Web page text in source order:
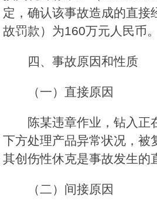
定，确认该事故造成的直接
故罚款）为160万元人民币。
四、事故原因和性质
（一）直接原因
陈某违章作业，钻入正
下方处理产品异常状况，被
其创伤性休克是事故发生的
（二）间接原因